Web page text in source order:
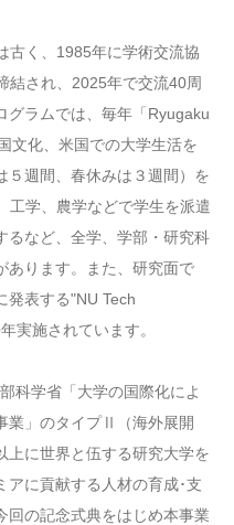
く、1985年に学術交流協
結され、2025年で交流40周
グラムでは、毎年「Ryugaku
文化、米国での大学生活を
５週間、春休みは３週間）を
工学、農学などで学生を派遣
るなど、全学、学部・研究科
あります。また、研究面で
発表する"NU Tech
実施されています。
科学省「大学の国際化によ
業」のタイプⅡ（海外展開
上に世界と伍する研究大学を
アに貢献する人材の育成･支
回の記念式典をはじめ本事業